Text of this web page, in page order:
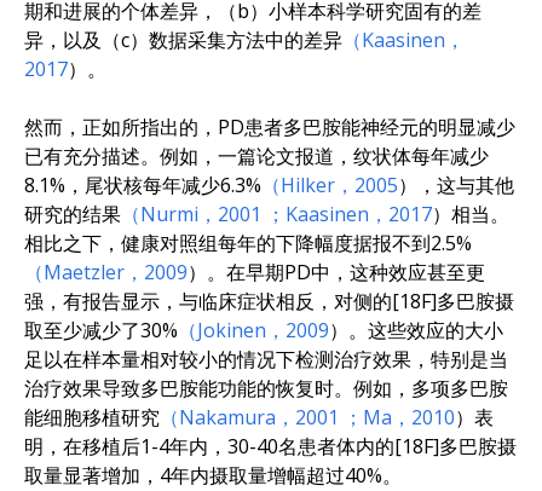
期和进展的个体差异，（b）小样本科学研究固有的差
异，以及（c）数据采集方法中的差异 （Kaasinen，
2017）。
然而，正如所指出的，PD患者多巴胺能神经元的明显减少
已有充分描述。例如，一篇论文报道，纹状体每年减少
8.1%，尾状核每年减少6.3% （Hilker，2005），这与其他
研究的结果 （Nurmi，2001 ；Kaasinen，2017）相当。
相比之下，健康对照组每年的下降幅度据报不到2.5%
（Maetzler，2009）。在早期PD中，这种效应甚至更
强，有报告显示，与临床症状相反，对侧的[18F]多巴胺摄
取至少减少了30% （Jokinen，2009）。这些效应的大小
足以在样本量相对较小的情况下检测治疗效果，特别是当
治疗效果导致多巴胺能功能的恢复时。例如，多项多巴胺
能细胞移植研究 （Nakamura，2001 ；Ma，2010）表
明，在移植后1-4年内，30-40名患者体内的[18F]多巴胺摄
取量显著增加，4年内摄取量增幅超过40%。